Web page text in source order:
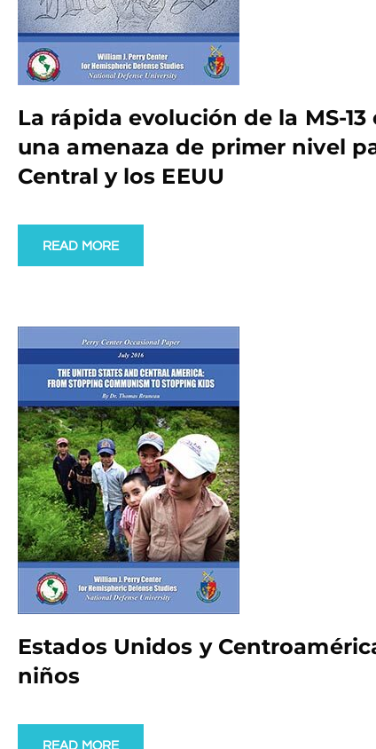
La rápida evolución de la MS-
una amenaza de primer nivel
Central y los EEUU
READ MORE
Estados Unidos y
niños
READ MORE